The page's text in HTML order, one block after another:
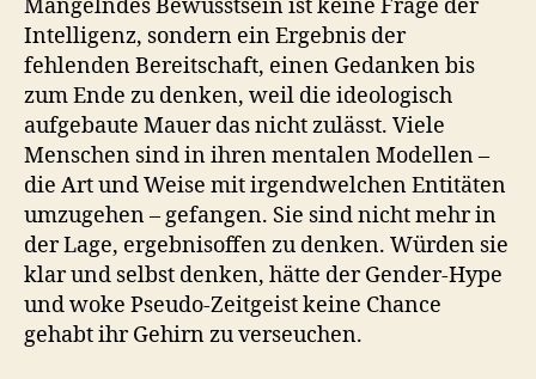
Mangelndes Bewusstsein ist keine Frage der
Intelligenz, sondern ein Ergebnis der
fehlenden Bereitschaft, einen Gedanken bis
zum Ende zu denken, weil die ideologisch
aufgebaute Mauer das nicht zulässt. Viele
Menschen sind in ihren mentalen Modellen –
die Art und Weise mit irgendwelchen Entitäten
umzugehen – gefangen. Sie sind nicht mehr in
der Lage, ergebnisoffen zu denken. Würden sie
klar und selbst denken, hätte der Gender-Hype
und woke Pseudo-Zeitgeist keine Chance
gehabt ihr Gehirn zu verseuchen.